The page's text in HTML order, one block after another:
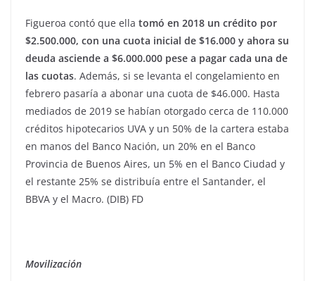
Figueroa contó que ella tomó en 2018 un crédito por
$2.500.000, con una cuota inicial de $16.000 y ahora su
deuda asciende a $6.000.000 pese a pagar cada una de
las cuotas. Además, si se levanta el congelamiento en
febrero pasaría a abonar una cuota de $46.000. Hasta
mediados de 2019 se habían otorgado cerca de 110.000
créditos hipotecarios UVA y un 50% de la cartera estaba
en manos del Banco Nación, un 20% en el Banco
Provincia de Buenos Aires, un 5% en el Banco Ciudad y
el restante 25% se distribuía entre el Santander, el
BBVA y el Macro. (DIB) FD
Movilización